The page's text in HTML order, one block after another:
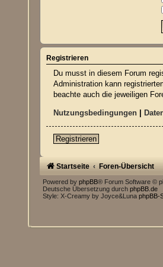
Registrieren
Du musst in diesem Forum
Administration kann
beachte auch die jeweiligen
Nutzungsbedingungen
Registrieren
Startseite Foren-Übersicht
Powered byphpBB® Forum Software ©
Deutsche Übersetzung durchphpBB.de
Style: X-Creamy by Joyce&LunaphpBB-